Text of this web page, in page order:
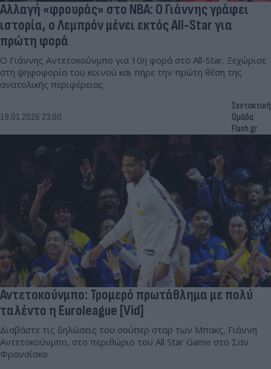
Αλλαγή «φρουράς» στο NBA: Ο Γιάννης γράφει
ιστορία, ο Λεμπρόν μένει εκτός All-Star για
πρώτη φορά
Ο Γιάννης Αντετοκούνμπο για 10η φορά στο All-Star. Ξεχώρισε
στη ψηφοφορία του κοινού και πήρε την πρώτη θέση της
ανατολικής περιφέρειας.
19.01.2026 23:00
Συντακτική
Ομάδα
Flash.gr
Αντετοκούνμπο: Τρομερό πρωτάθλημα με πολύ
ταλέντο η Euroleague [Vid]
Διαβάστε τις δηλώσεις του σούπερ σταρ των Μπακς, Γιάννη
Αντετοκούνμπο, στο περιθώριο του All Star Game στο Σαν
Φρανσίσκο.